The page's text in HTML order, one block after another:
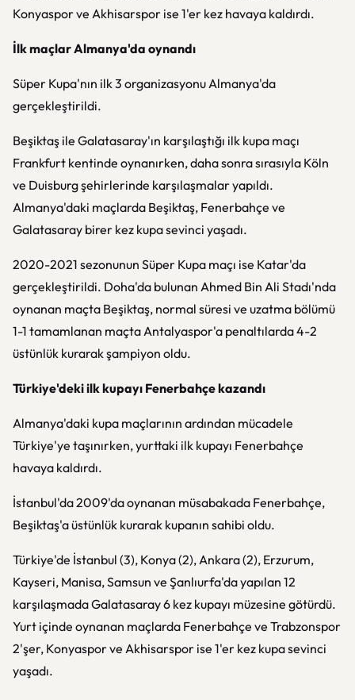
Konyaspor ve Akhisarspor ise 1'er kez havaya kaldırdı.
İlk maçlar Almanya'da oynandı
Süper Kupa'nın ilk 3 organizasyonu Almanya'da
gerçekleştirildi.
Beşiktaş ile Galatasaray'ın karşılaştığı ilk kupa maçı
Frankfurt kentinde oynanırken, daha sonra sırasıyla Köln
ve Duisburg şehirlerinde karşılaşmalar yapıldı.
Almanya'daki maçlarda Beşiktaş, Fenerbahçe ve
Galatasaray birer kez kupa sevinci yaşadı.
2020-2021 sezonunun Süper Kupa maçı ise Katar'da
gerçekleştirildi. Doha'da bulunan Ahmed Bin Ali Stadı'nda
oynanan maçta Beşiktaş, normal süresi ve uzatma bölümü
1-1 tamamlanan maçta Antalyaspor'a penaltılarda 4-2
üstünlük kurarak şampiyon oldu.
Türkiye'deki ilk kupayı Fenerbahçe kazandı
Almanya'daki kupa maçlarının ardından mücadele
Türkiye'ye taşınırken, yurttaki ilk kupayı Fenerbahçe
havaya kaldırdı.
İstanbul'da 2009'da oynanan müsabakada Fenerbahçe,
Beşiktaş'a üstünlük kurarak kupanın sahibi oldu.
Türkiye'de İstanbul (3), Konya (2), Ankara (2), Erzurum,
Kayseri, Manisa, Samsun ve Şanlıurfa'da yapılan 12
karşılaşmada Galatasaray 6 kez kupayı müzesine götürdü.
Yurt içinde oynanan maçlarda Fenerbahçe ve Trabzonspor
2'şer, Konyaspor ve Akhisarspor ise 1'er kez kupa sevinci
yaşadı.